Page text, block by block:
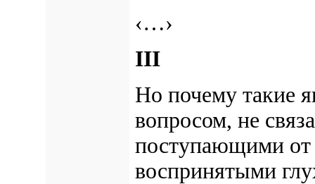
‹…›
III
Но почему такие
вопросом, не
поступающими от
воспринятыми